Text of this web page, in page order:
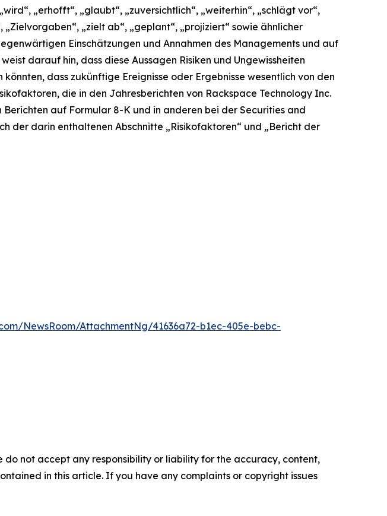
„erhofft“, „glaubt“, „zuversichtlich“, „weiterhin“, „schlägt vor“,
„Zielvorgaben“, „zielt ab“, „geplant“, „projiziert“ sowie ähnlicher
Einschätzungen und Annahmen des Managements und auf
darauf hin, dass diese Aussagen Risiken und Ungewissheiten
dass zukünftige Ereignisse oder Ergebnisse wesentlich von den
die in den Jahresberichten von Rackspace Technology Inc.
auf Formular 8-K und in anderen bei der Securities and
der darin enthaltenen Abschnitte „Risikofaktoren“ und „Bericht der
NewsRoom/AttachmentNg/41636a72-b1ec-405e-bebc-
do not accept any responsibility or liability for the accuracy, content,
in this article. If you have any complaints or copyright issues